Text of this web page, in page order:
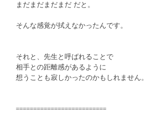
まだまだまだまだ だと。
そんな感覚が拭えなかったんです。
それと、先生と呼ばれることで
相手との距離感があるように
想うことも寂しかったのかもしれません。
==========================